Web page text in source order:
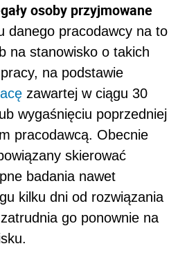
osoby przyjmowane
danego pracodawcy na to
na stanowisko o takich
na podstawie
zawartej w ciągu 30
wygaśnięciu poprzedniej
pracodawcą. Obecnie
skierować
badania nawet
kilku dni od rozwiązania
go ponownie na